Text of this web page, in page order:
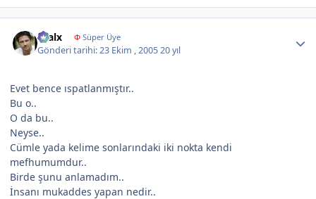
kralx ΦSüper Üye
Gönderi tarihi:23 Ekim , 200520 yıl
Evet bence ıspatlanmıştır..
Bu o..
O da bu..
Neyse..
Cümle yada kelime sonlarındaki iki nokta kendi
mefhumumdur..
Birde şunu anlamadım..
İnsanı mukaddes yapan nedir..